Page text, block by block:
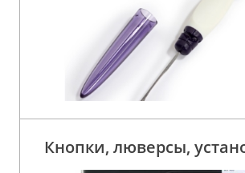
Кнопки, люверсы,